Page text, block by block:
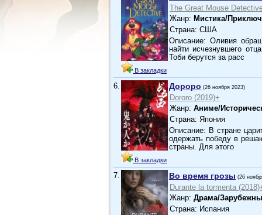
В закладки
The Great Mouse
Жанр: Мистика/
Страна: США
Описание: Оливия
найти исчезнувшего
Тоби берутся за расс
6.
В закладки
Дороро (26 ноября 2023)
Dororo (2019)+
Жанр: Аниме/
Страна: Япония
Описание: В стране
одержать победу в
страны. Для этого
7. Во время грозы (26
Durante la tormenta
Жанр: Драма/
Страна: Испания